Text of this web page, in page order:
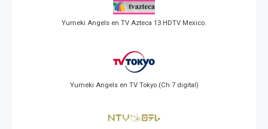
Yumeki Angels en TV Azteca 13 HDTV Mexico.
Yumeki Angels en TV Tokyo (Ch 7 digital)